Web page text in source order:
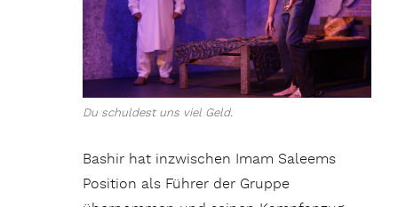
Du schuldest uns viel Geld.
Bashir hat inzwischen Imam Saleems
Position als Führer der Gruppe